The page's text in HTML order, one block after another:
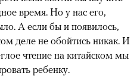
время. Но у нас его,
А если бы и появилось,
деле не обойтись никак. И
чтение на китайском мы
ребенку.